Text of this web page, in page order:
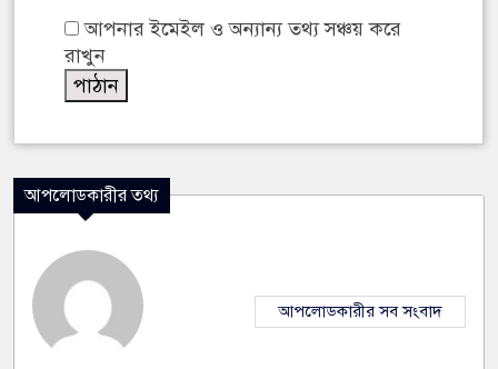
আপনার ইমেইল ও অন্যান্য তথ্য সঞ্চয় করে
রাখুন
আপলোডকারীর তথ্য
আপলোডকারীর সব সংবাদ